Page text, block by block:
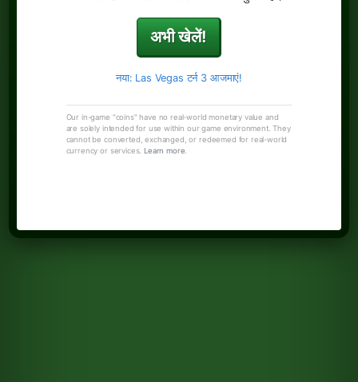
अभी खेलें!
नया: Las Vegas टर्न 3 आजमाएं!
Our in-game "coins" have no real-world monetary value and
are solely intended for use within our game environment. They
cannot be converted, exchanged, or redeemed for real-world
currency or services. Learn more.